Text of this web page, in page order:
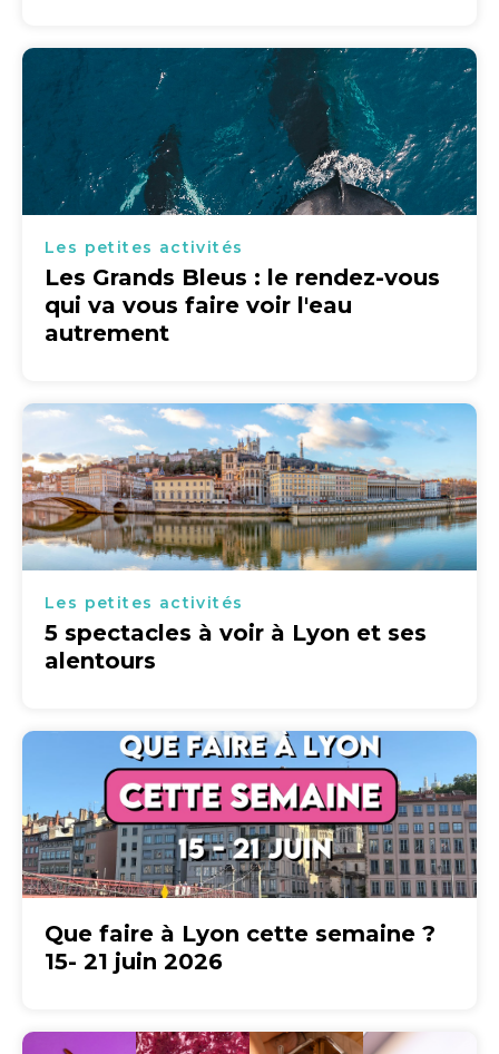
Les petites activités
Les Grands Bleus : le rendez-vous
qui va vous faire voir l'eau
autrement
Les petites activités
5 spectacles à voir à Lyon et ses
alentours
Que faire à Lyon cette semaine ?
15- 21 juin 2026